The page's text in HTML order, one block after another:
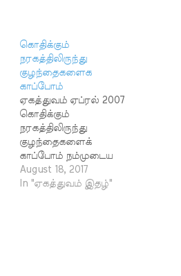
கொதிக்கும்
நரகத்திலிருந்து
குழந்தைகளைக
காப்போம்
ஏகத்துவம் ஏப்ரல் 2007
கொதிக்கும்
நரகத்திலிருந்து
குழந்தைகளைக்
காப்போம் நம்முடைய
நெருங்கிய உறவினர்கள்
தங்கள் வீடுகளில்
August 18, 2017
In "ஏகத்துவம் இதழ்"